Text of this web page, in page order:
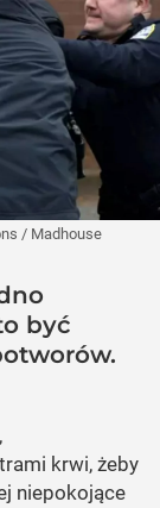
/ Madhouse
być
krwi, żeby
niepokojące